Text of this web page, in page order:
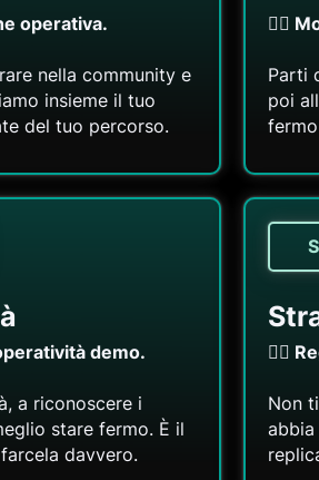
operativa.
nella community e
insieme il tuo
del tuo percorso.
demo.
a riconoscere i
stare fermo. È il
davvero.
👉🏻
Parti
poi
👉🏻
Non
abbia